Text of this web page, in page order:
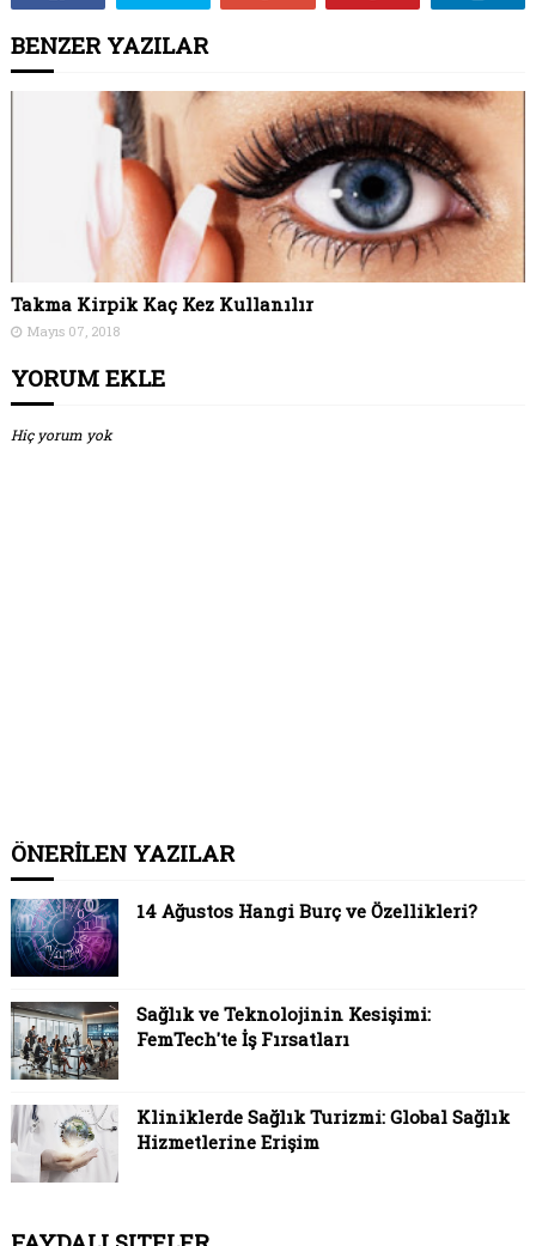
BENZER YAZILAR
Takma Kirpik Kaç Kez Kullanılır
Mayıs 07, 2018
YORUM EKLE
Hiç yorum yok
ÖNERİLEN YAZILAR
14 Ağustos Hangi Burç ve Özellikleri?
Sağlık ve Teknolojinin Kesişimi:
FemTech'te İş Fırsatları
Kliniklerde Sağlık Turizmi: Global Sağlık
Hizmetlerine Erişim